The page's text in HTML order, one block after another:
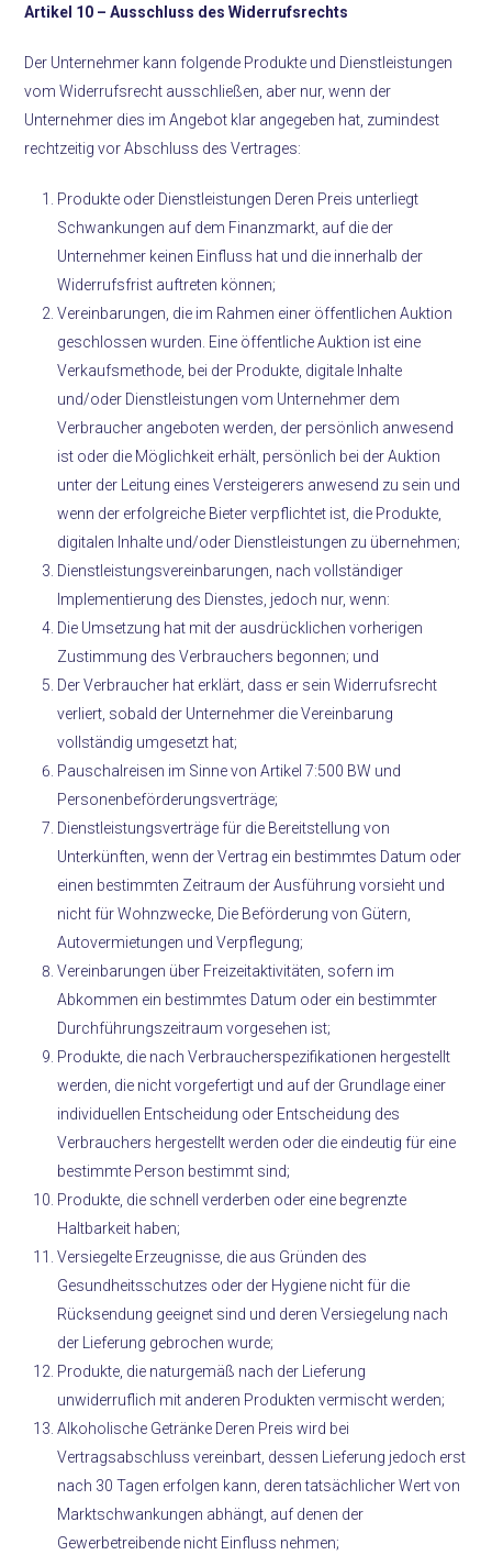
Artikel 10 – Ausschluss des Widerrufsrechts
Der Unternehmer kann folgende Produkte und Dienstleistungen
vom Widerrufsrecht ausschließen, aber nur, wenn der
Unternehmer dies im Angebot klar angegeben hat, zumindest
rechtzeitig vor Abschluss des Vertrages:
Produkte oder Dienstleistungen Deren Preis unterliegt
Schwankungen auf dem Finanzmarkt, auf die der
Unternehmer keinen Einfluss hat und die innerhalb der
Widerrufsfrist auftreten können;
Vereinbarungen, die im Rahmen einer öffentlichen Auktion
geschlossen wurden. Eine öffentliche Auktion ist eine
Verkaufsmethode, bei der Produkte, digitale Inhalte
und/oder Dienstleistungen vom Unternehmer dem
Verbraucher angeboten werden, der persönlich anwesend
ist oder die Möglichkeit erhält, persönlich bei der Auktion
unter der Leitung eines Versteigerers anwesend zu sein und
wenn der erfolgreiche Bieter verpflichtet ist, die Produkte,
digitalen Inhalte und/oder Dienstleistungen zu übernehmen;
Dienstleistungsvereinbarungen, nach vollständiger
Implementierung des Dienstes, jedoch nur, wenn:
Die Umsetzung hat mit der ausdrücklichen vorherigen
Zustimmung des Verbrauchers begonnen; und
Der Verbraucher hat erklärt, dass er sein Widerrufsrecht
verliert, sobald der Unternehmer die Vereinbarung
vollständig umgesetzt hat;
Pauschalreisen im Sinne von Artikel 7:500 BW und
Personenbeförderungsverträge;
Dienstleistungsverträge für die Bereitstellung von
Unterkünften, wenn der Vertrag ein bestimmtes Datum oder
einen bestimmten Zeitraum der Ausführung vorsieht und
nicht für Wohnzwecke, Die Beförderung von Gütern,
Autovermietungen und Verpflegung;
Vereinbarungen über Freizeitaktivitäten, sofern im
Abkommen ein bestimmtes Datum oder ein bestimmter
Durchführungszeitraum vorgesehen ist;
Produkte, die nach Verbraucherspezifikationen hergestellt
werden, die nicht vorgefertigt und auf der Grundlage einer
individuellen Entscheidung oder Entscheidung des
Verbrauchers hergestellt werden oder die eindeutig für eine
bestimmte Person bestimmt sind;
Produkte, die schnell verderben oder eine begrenzte
Haltbarkeit haben;
Versiegelte Erzeugnisse, die aus Gründen des
Gesundheitsschutzes oder der Hygiene nicht für die
Rücksendung geeignet sind und deren Versiegelung nach
der Lieferung gebrochen wurde;
Produkte, die naturgemäß nach der Lieferung
unwiderruflich mit anderen Produkten vermischt werden;
Alkoholische Getränke Deren Preis wird bei
Vertragsabschluss vereinbart, dessen Lieferung jedoch erst
nach 30 Tagen erfolgen kann, deren tatsächlicher Wert von
Marktschwankungen abhängt, auf denen der
Gewerbetreibende nicht Einfluss nehmen;